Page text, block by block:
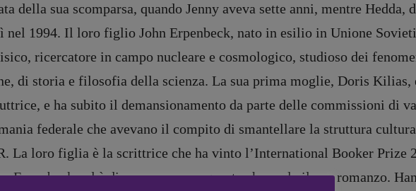
40
Walter Catalano,Giuseppe
Costigliola,Anna da Re
Grasso,Fabio Malagnini,
Valentina Marcoli,Elisabetta
Michielin
Nicole Spallina
CONTATTI
della sua scomparsa, quando Jenny aveva sette anni, mentre Hedda,
nel 1994. Il loro figlio John Erpenbeck, nato in esilio in Unione
ricercatore in campo nucleare e cosmologico, studioso dei
di storia e filosofia della scienza. La sua prima moglie, Doris Kilias,
e ha subito il demansionamento da parte delle commissioni di
federale che avevano il compito di smantellare la struttura
La loro figlia è la scrittrice che ha vinto l’International Booker Prize
Erpenbeck, ed è di persone come queste che parla il suo romanzo.